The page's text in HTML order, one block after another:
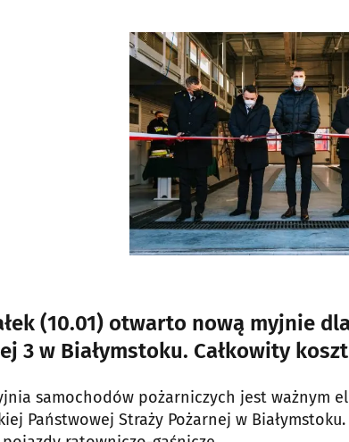
(10.01) otwarto nową myjnie
3 w Białymstoku. Całkowity
samochodów pożarniczych jest ważnym
Państwowej Straży Pożarnej w